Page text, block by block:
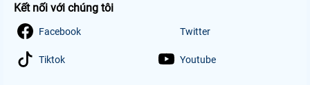
Kết nối với chúng tôi
Facebook Twitter
Tiktok Youtube